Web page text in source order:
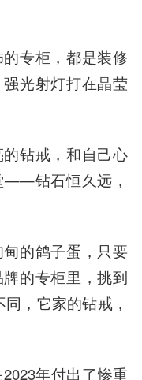
专柜，都是装修
光射灯打在晶莹
钻戒，和自己心
——钻石恒久远，
的鸽子蛋，只要
的专柜里，挑到
，它家的钻戒，
年付出了惨重